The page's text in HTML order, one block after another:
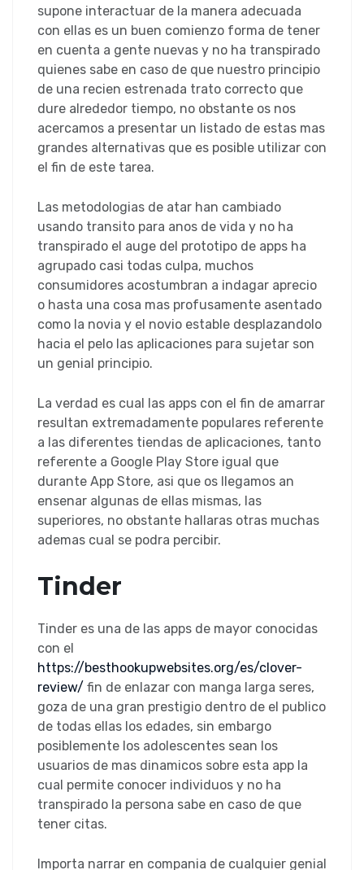
supone interactuar de la manera adecuada
con ellas es un buen comienzo forma de tener
en cuenta a gente nuevas y no ha transpirado
quienes sabe en caso de que nuestro principio
de una recien estrenada trato correcto que
dure alrededor tiempo, no obstante os nos
acercamos a presentar un listado de estas mas
grandes alternativas que es posible utilizar con
el fin de este tarea.
Las metodologias de atar han cambiado
usando transito para anos de vida y no ha
transpirado el auge del prototipo de apps ha
agrupado casi todas culpa, muchos
consumidores acostumbran a indagar aprecio
o hasta una cosa mas profusamente asentado
como la novia y el novio estable desplazandolo
hacia el pelo las aplicaciones para sujetar son
un genial principio.
La verdad es cual las apps con el fin de amarrar
resultan extremadamente populares referente
a las diferentes tiendas de aplicaciones, tanto
referente a Google Play Store igual que
durante App Store, asi que os llegamos an
ensenar algunas de ellas mismas, las
superiores, no obstante hallaras otras muchas
ademas cual se podra percibir.
Tinder
Tinder es una de las apps de mayor conocidas
con el
https://besthookupwebsites.org/es/clover-
review/ fin de enlazar con manga larga seres,
goza de una gran prestigio dentro de el publico
de todas ellas los edades, sin embargo
posiblemente los adolescentes sean los
usuarios de mas dinamicos sobre esta app la
cual permite conocer individuos y no ha
transpirado la persona sabe en caso de que
tener citas.
Importa narrar en compania de cualquier genial